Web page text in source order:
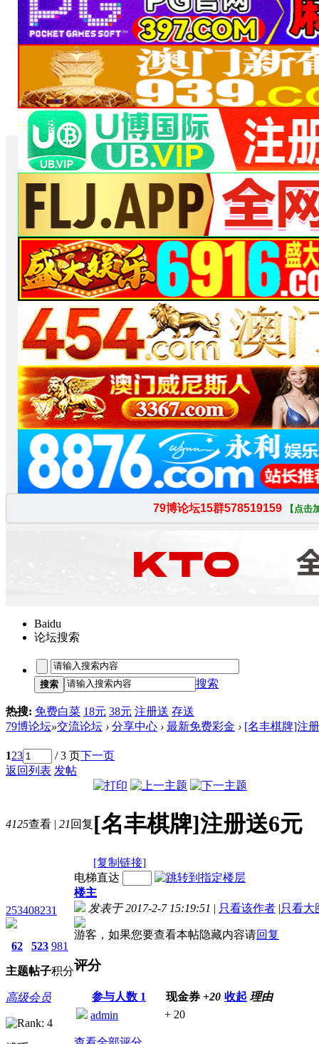
Baidu
论坛搜索
搜索 搜索
热搜: 免费白菜 18元 38元 注册送 存送
79博论坛»交流论坛 › 分享中心 › 最新免费彩金 › [名丰棋牌]注
123 / 3 页下一页
返回列表 发帖
4125查看 | 21 回复 [名丰棋牌]注册送6元
[复制链接]
253408231
62
主题
523
帖子
981
积分
高级会员
电梯直达
楼主
发表于 2017-2-7 15:19:51 | 只看该作者 |只看大
游客，如果您要查看本帖隐藏内容请回复
评分
参与人数 1 现金券 +20 收起 理由
admin
+ 20